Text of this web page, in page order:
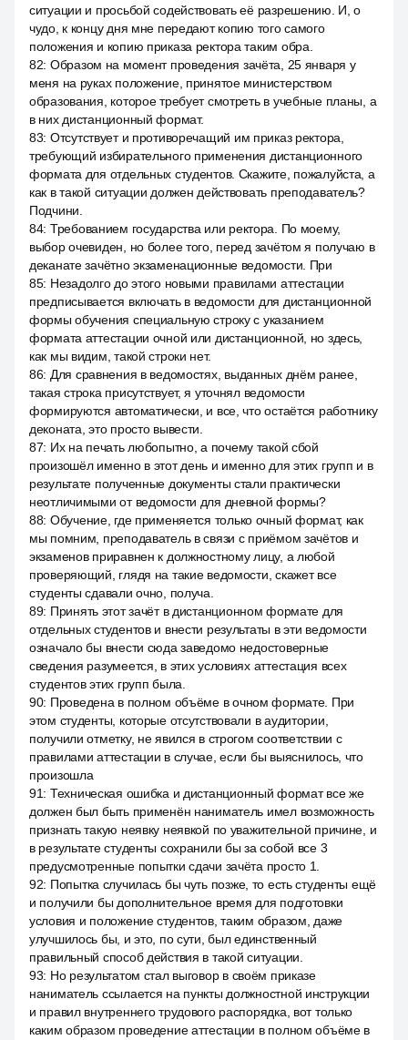
ситуации и просьбой содействовать её разрешению. И, о
чудо, к концу дня мне передают копию того самого
положения и копию приказа ректора таким обра.
82: Образом на момент проведения зачёта, 25 января у
меня на руках положение, принятое министерством
образования, которое требует смотреть в учебные планы, а
в них дистанционный формат.
83: Отсутствует и противоречащий им приказ ректора,
требующий избирательного применения дистанционного
формата для отдельных студентов. Скажите, пожалуйста, а
как в такой ситуации должен действовать преподаватель?
Подчини.
84: Требованием государства или ректора. По моему,
выбор очевиден, но более того, перед зачётом я получаю в
деканате зачётно экзаменационные ведомости. При
85: Незадолго до этого новыми правилами аттестации
предписывается включать в ведомости для дистанционной
формы обучения специальную строку с указанием
формата аттестации очной или дистанционной, но здесь,
как мы видим, такой строки нет.
86: Для сравнения в ведомостях, выданных днём ранее,
такая строка присутствует, я уточнял ведомости
формируются автоматически, и все, что остаётся работнику
деконата, это просто вывести.
87: Их на печать любопытно, а почему такой сбой
произошёл именно в этот день и именно для этих групп и в
результате полученные документы стали практически
неотличимыми от ведомости для дневной формы?
88: Обучение, где применяется только очный формат, как
мы помним, преподаватель в связи с приёмом зачётов и
экзаменов приравнен к должностному лицу, а любой
проверяющий, глядя на такие ведомости, скажет все
студенты сдавали очно, получа.
89: Принять этот зачёт в дистанционном формате для
отдельных студентов и внести результаты в эти ведомости
означало бы внести сюда заведомо недостоверные
сведения разумеется, в этих условиях аттестация всех
студентов этих групп была.
90: Проведена в полном объёме в очном формате. При
этом студенты, которые отсутствовали в аудитории,
получили отметку, не явился в строгом соответствии с
правилами аттестации в случае, если бы выяснилось, что
произошла
91: Техническая ошибка и дистанционный формат все же
должен был быть применён наниматель имел возможность
признать такую неявку неявкой по уважительной причине, и
в результате студенты сохранили бы за собой все 3
предусмотренные попытки сдачи зачёта просто 1.
92: Попытка случилась бы чуть позже, то есть студенты ещё
и получили бы дополнительное время для подготовки
условия и положение студентов, таким образом, даже
улучшилось бы, и это, по сути, был единственный
правильный способ действия в такой ситуации.
93: Но результатом стал выговор в своём приказе
наниматель ссылается на пункты должностной инструкции
и правил внутреннего трудового распорядка, вот только
каким образом проведение аттестации в полном объёме в